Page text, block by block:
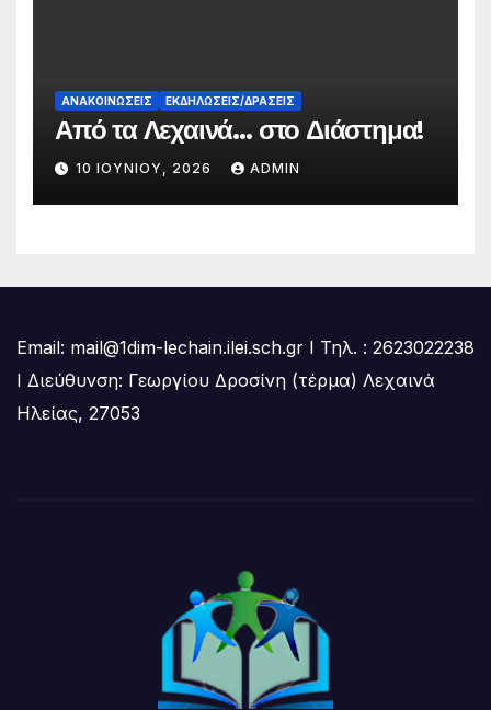
ΑΝΑΚΟΙΝΏΣΕΙΣ ΕΚΔΗΛΏΣΕΙΣ/ΔΡΆΣΕΙΣ
Από τα Λεχαινά… στο Διάστημα!
10 ΙΟΥΝΊΟΥ, 2026 ADMIN
Email: mail@1dim-lechain.ilei.sch.gr Ι Τηλ. : 2623022238
Ι Διεύθυνση: Γεωργίου Δροσίνη (τέρμα) Λεχαινά
Ηλείας, 27053